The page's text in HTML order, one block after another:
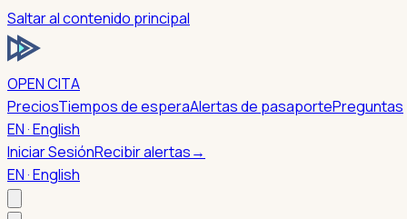
Saltar al contenido principal
OPEN CITA
PreciosTiempos de esperaAlertas de pasaportePreguntas
EN · English
Iniciar SesiónRecibir alertas→
EN · English